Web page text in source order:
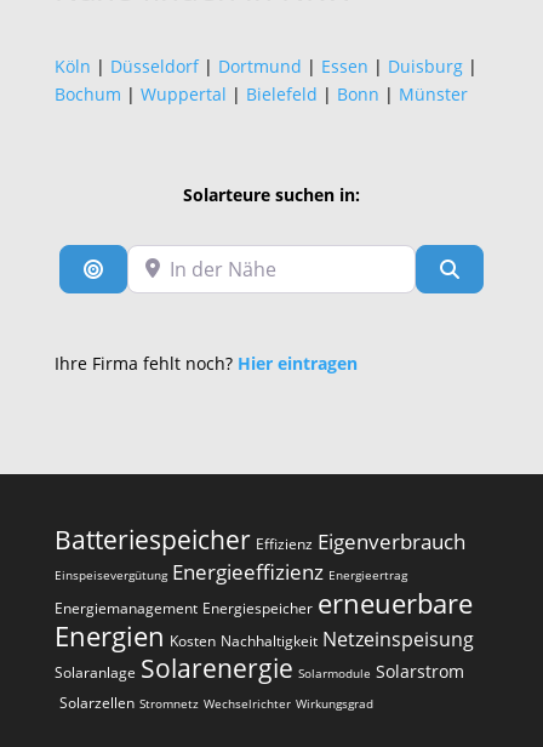
Köln | Düsseldorf| Dortmund | Essen | Duisburg|
Bochum | Wuppertal | Bielefeld | Bonn | Münster
Solarteure suchen in:
Suche nach Entfernung
In der Nähe
Ihre Firma fehlt noch? Hier eintragen
Batteriespeicher Effizienz Eigenverbrauch
Einspeisevergütung Energieeffizienz Energieertrag
Energiemanagement Energiespeicher erneuerbare
Energien Kosten Nachhaltigkeit Netzeinspeisung
Solaranlage Solarenergie Solarmodule Solarstrom
Solarzellen Stromnetz Wechselrichter Wirkungsgrad